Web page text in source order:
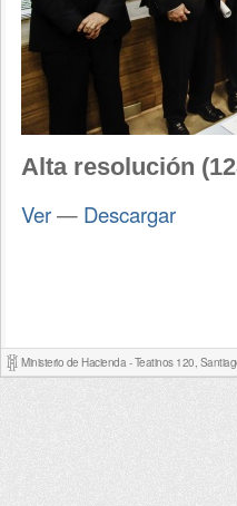
Alta resolución
Ver— Descargar
Ministerio de Hacienda - Teatinos 120,